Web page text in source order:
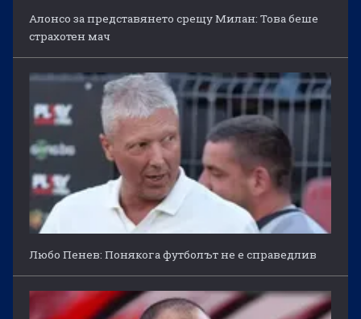
Алонсо за представянето срещу Милан: Това беше
страхотен мач
Любо Пенев: Понякога футболът не е справедлив